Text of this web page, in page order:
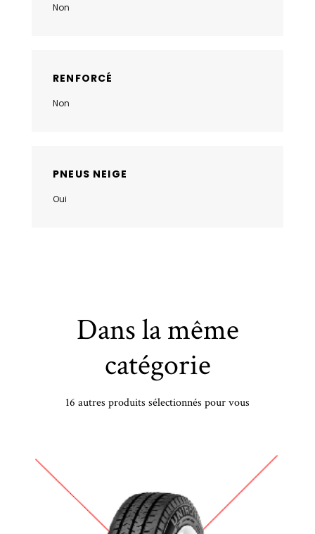
Non
RENFORCÉ
Non
PNEUS NEIGE
Oui
Dans la même
catégorie
16 autres produits sélectionnés pour vous